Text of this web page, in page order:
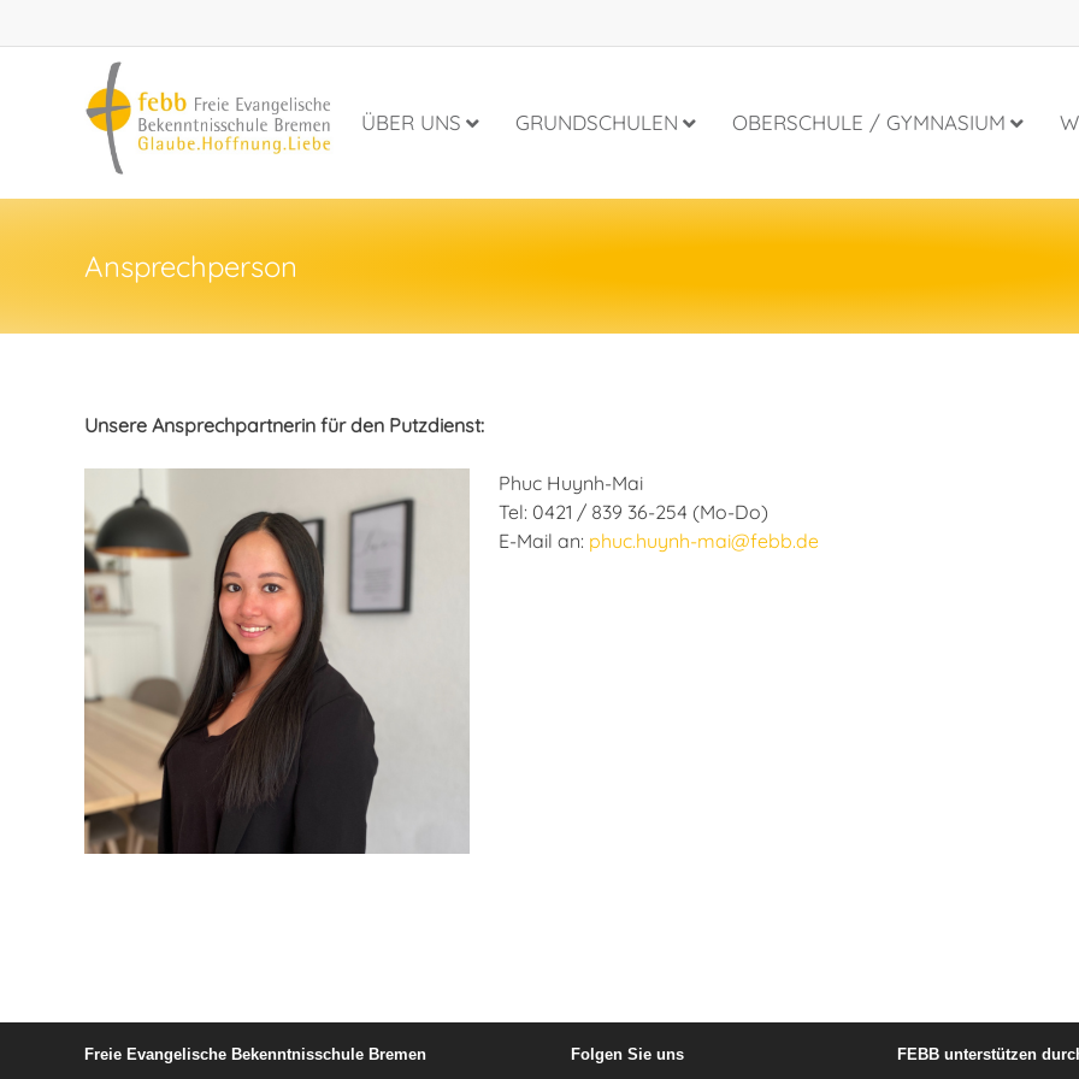
ÜBER UNS GRUNDSCHULEN OBERSCHULE / GYMNASIUM
Ansprechperson
Unsere Ansprechpartnerin für den Putzdienst:
Phuc Huynh-Mai
Tel: 0421 / 839 36-254 (Mo-Do)
E-Mail an: phuc.huynh-mai@febb.de
Freie Evangelische Bekenntnisschule Bremen Folgen Sie uns FEBB unterstützen